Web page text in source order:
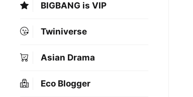
BIGBANG is VIP
Twiniverse
Asian Drama
Eco Blogger